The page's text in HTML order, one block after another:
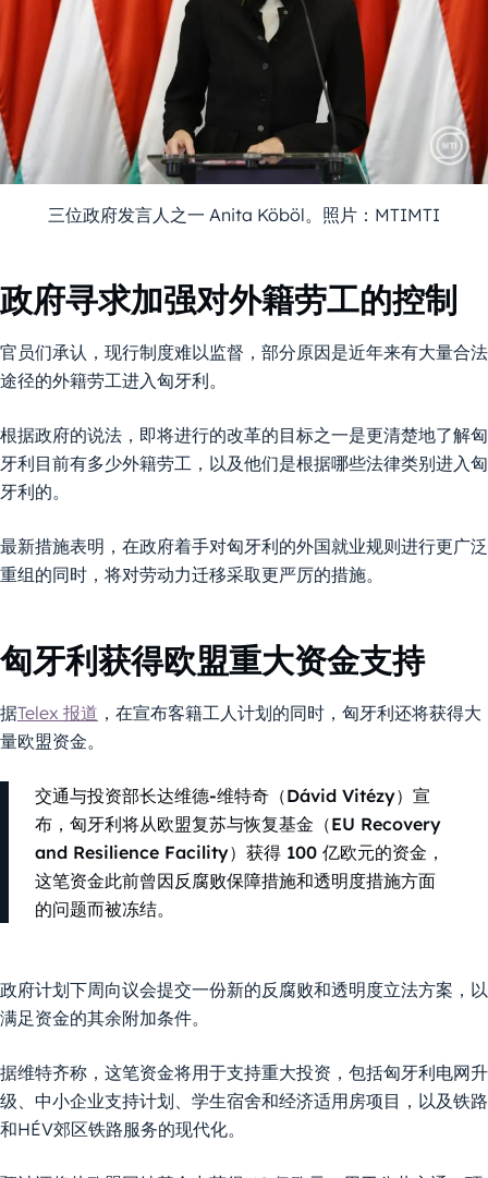
三位政府发言人之一 Anita Köböl。照片：MTIMTI
政府寻求加强对外籍劳工的控制
官员们承认，现行制度难以监督，部分原因是近年来有大量合法
途径的外籍劳工进入匈牙利。
根据政府的说法，即将进行的改革的目标之一是更清楚地了解匈
牙利目前有多少外籍劳工，以及他们是根据哪些法律类别进入匈
牙利的。
最新措施表明，在政府着手对匈牙利的外国就业规则进行更广泛
重组的同时，将对劳动力迁移采取更严厉的措施。
匈牙利获得欧盟重大资金支持
据Telex 报道 ，在宣布客籍工人计划的同时，匈牙利还将获得大
量欧盟资金。
交通与投资部长达维德-维特奇（Dávid Vitézy）宣
布，匈牙利将从欧盟复苏与恢复基金（EU Recovery
and Resilience Facility）获得 100 亿欧元的资金，
这笔资金此前曾因反腐败保障措施和透明度措施方面
的问题而被冻结。
政府计划下周向议会提交一份新的反腐败和透明度立法方案，以
满足资金的其余附加条件。
据维特齐称，这笔资金将用于支持重大投资，包括匈牙利电网升
级、中小企业支持计划、学生宿舍和经济适用房项目，以及铁路
和HÉV郊区铁路服务的现代化。